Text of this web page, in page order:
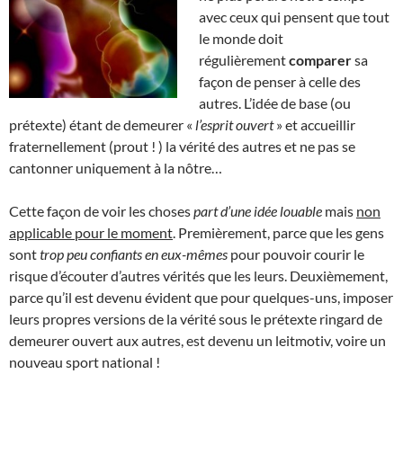
avec ceux qui pensent que tout
le monde doit
régulièrementcomparersa
façon de penser à celle des
autres. L’idée de base (ou
prétexte) étant de demeurer « l’esprit ouvert» et accueillir
fraternellement (prout ! ) la vérité des autres et ne pas se
cantonner uniquement à la nôtre…
Cette façon de voir les chosespart d’une idée louable mais non
applicable pour le moment . Premièrement, parce que les gens
sonttrop peu confiants en eux-mêmes pour pouvoir courir le
risque d’écouter d’autres vérités que les leurs. Deuxièmement,
parce qu’il est devenu évident que pour quelques-uns, imposer
leurs propres versions de la vérité sous le prétexte ringard de
demeurer ouvert aux autres, est devenu un leitmotiv, voire un
nouveau sport national !